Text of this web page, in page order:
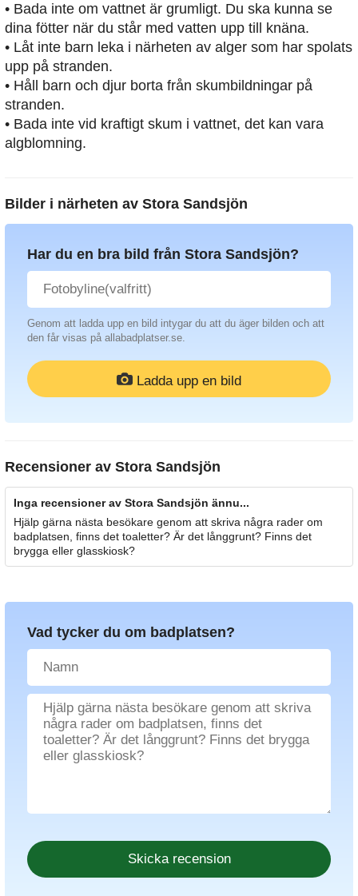
• Bada inte om vattnet är grumligt. Du ska kunna se
dina fötter när du står med vatten upp till knäna.
• Låt inte barn leka i närheten av alger som har spolats
upp på stranden.
• Håll barn och djur borta från skumbildningar på
stranden.
• Bada inte vid kraftigt skum i vattnet, det kan vara
algblomning.
Bilder i närheten av Stora Sandsjön
Har du en bra bild från Stora Sandsjön?
Genom att ladda upp en bild intygar du att du äger bilden och att
den får visas på allabadplatser.se.
Ladda upp en bild
Recensioner av Stora Sandsjön
Inga recensioner av Stora Sandsjön ännu...
Hjälp gärna nästa besökare genom att skriva några rader om
badplatsen, finns det toaletter? Är det långgrunt? Finns det
brygga eller glasskiosk?
Vad tycker du om badplatsen?